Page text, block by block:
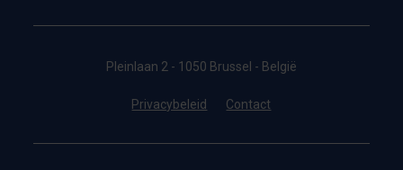
Pleinlaan 2 - 1050 Brussel - België
Privacybeleid Contact